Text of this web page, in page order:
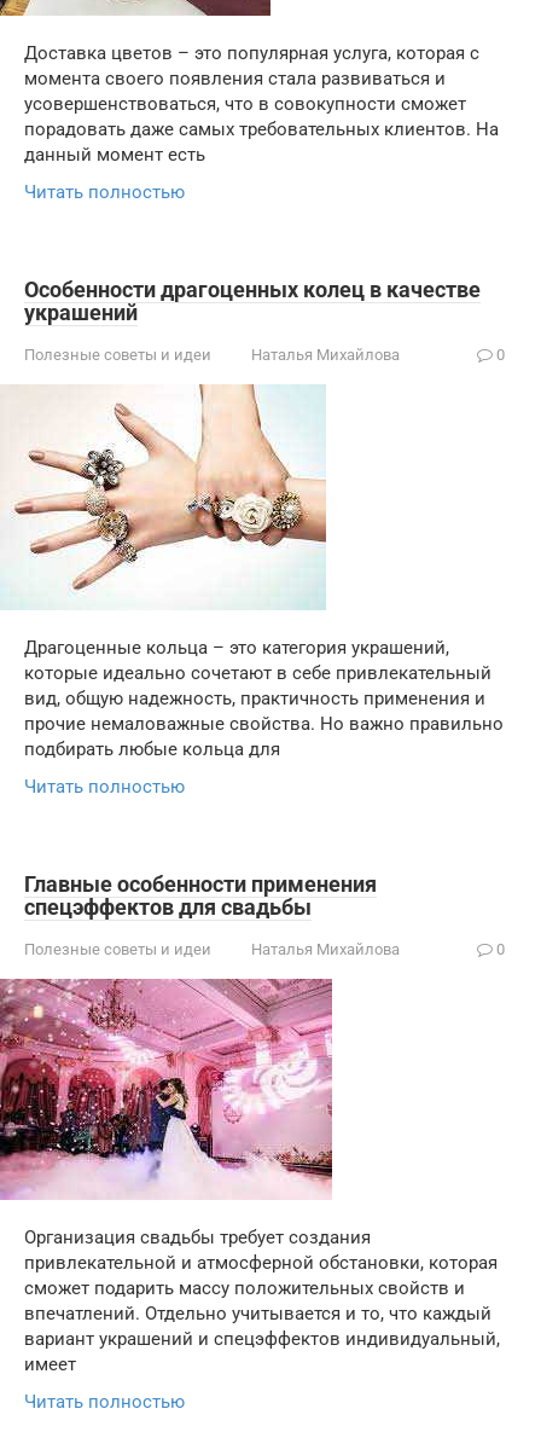
Доставка цветов – это популярная услуга, которая с
момента своего появления стала развиваться и
усовершенствоваться, что в совокупности сможет
порадовать даже самых требовательных клиентов. На
данный момент есть
Читать полностью
Особенности драгоценных колец в качестве
украшений
Полезные советы и идеи Наталья Михайлова 0
Драгоценные кольца – это категория украшений,
которые идеально сочетают в себе привлекательный
вид, общую надежность, практичность применения и
прочие немаловажные свойства. Но важно правильно
подбирать любые кольца для
Читать полностью
Главные особенности применения
спецэффектов для свадьбы
Полезные советы и идеи Наталья Михайлова 0
Организация свадьбы требует создания
привлекательной и атмосферной обстановки, которая
сможет подарить массу положительных свойств и
впечатлений. Отдельно учитывается и то, что каждый
вариант украшений и спецэффектов индивидуальный,
имеет
Читать полностью